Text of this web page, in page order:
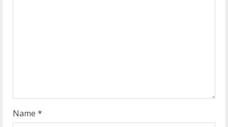
g
Name *